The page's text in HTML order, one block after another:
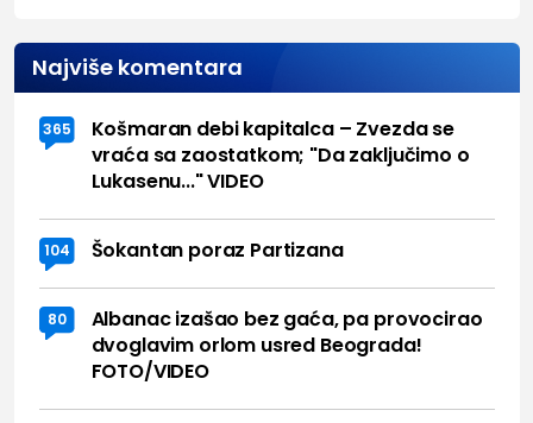
Najviše komentara
365
Košmaran debi kapitalca – Zvezda se
vraća sa zaostatkom; "Da zaključimo o
Lukasenu..." VIDEO
104 Šokantan poraz Partizana
80
Albanac izašao bez gaća, pa provocirao
dvoglavim orlom usred Beograda!
FOTO/VIDEO